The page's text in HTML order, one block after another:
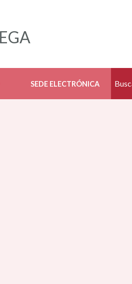
SEDE ELECTRÓNICA